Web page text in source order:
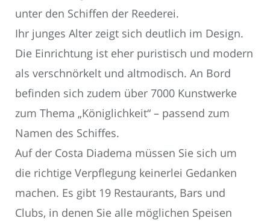
unter den Schiffen der Reederei.
Ihr junges Alter zeigt sich deutlich im Design.
Die Einrichtung ist eher puristisch und modern
als verschnörkelt und altmodisch. An Bord
befinden sich zudem über 7000 Kunstwerke
zum Thema „Königlichkeit“ – passend zum
Namen des Schiffes.
Auf der Costa Diadema müssen Sie sich um
die richtige Verpflegung keinerlei Gedanken
machen. Es gibt 19 Restaurants, Bars und
Clubs, in denen Sie alle möglichen Speisen